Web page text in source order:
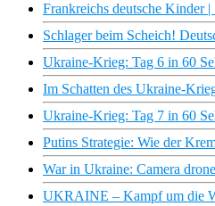
Frankreichs deutsche Kinder
Schlager beim Scheich!
Ukraine-Krieg: Tag 6 in 60
Im Schatten des Ukraine-
Ukraine-Krieg: Tag 7 in 60
Putins Strategie: Wie der
War in Ukraine: Camera
UKRAINE – Kampf um die